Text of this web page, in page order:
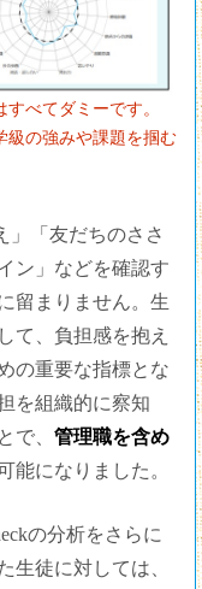
べてダミーです。
級の強みや課題を掴む
」「友だちのささ
ン」などを確認す
留まりません。生
て、負担感を抱え
の重要な指標とな
を組織的に察知
で、 管理職を含め
能になりました。
の分析をさらに
生徒に対しては、